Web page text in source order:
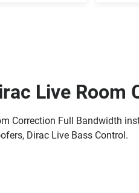
Live Room
Correction Full Bandwidth
Dirac Live Bass Control.